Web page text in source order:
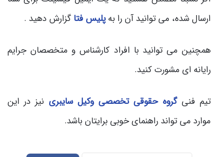
ارسال شده، می توانید آن را بهپلیس فتا گزارش دهید .
همچنین می توانید با افراد کارشناس و متخصصان جرایم
رایانه ای مشورت کنید.
تیم فنیگروه حقوقی تخصصی وکیل سایبری نیز در این
موارد می تواند راهنمای خوبی برایتان باشد.